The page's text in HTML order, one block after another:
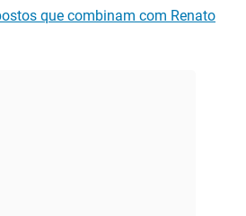
que combinam com Renato